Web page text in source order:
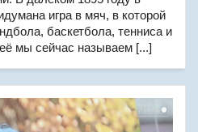
игра в мяч, в которой
баскетбола, тенниса и
мы сейчас называем [...]